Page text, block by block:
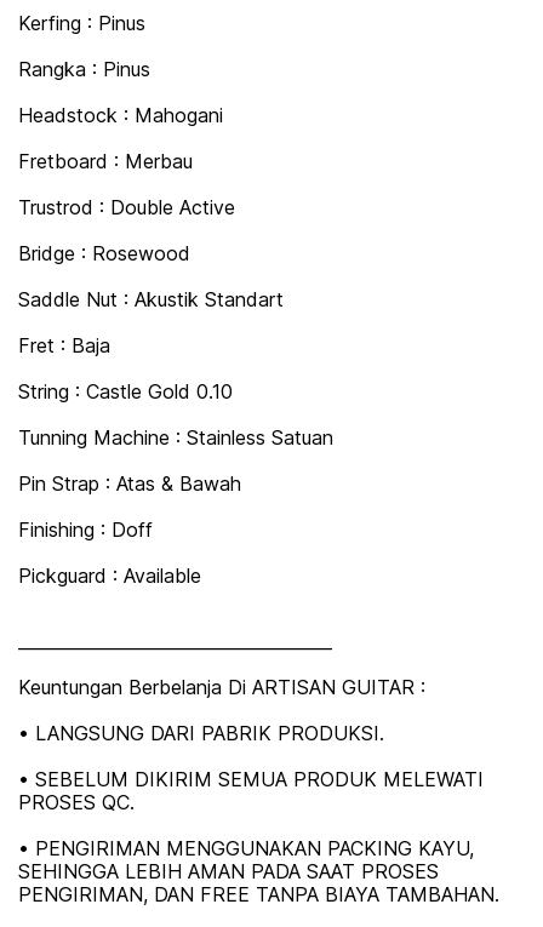
Kerfing : Pinus
Rangka : Pinus
Headstock : Mahogani
Fretboard : Merbau
Trustrod : Double Active
Bridge : Rosewood
Saddle Nut : Akustik Standart
Fret : Baja
String : Castle Gold 0.10
Tunning Machine : Stainless Satuan
Pin Strap : Atas & Bawah
Finishing : Doff
Pickguard : Available
Keuntungan Berbelanja Di ARTISAN GUITAR :
• LANGSUNG DARI PABRIK PRODUKSI.
• SEBELUM DIKIRIM SEMUA PRODUK MELEWATI
PROSES QC.
• PENGIRIMAN MENGGUNAKAN PACKING KAYU,
SEHINGGA LEBIH AMAN PADA SAAT PROSES
PENGIRIMAN, DAN FREE TANPA BIAYA TAMBAHAN.